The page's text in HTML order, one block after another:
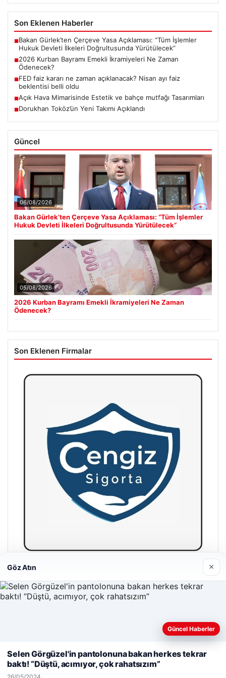
Son Eklenen Haberler
■Bakan Gürlek’ten Çerçeve Yasa Açıklaması: “Tüm İşlemler
Hukuk Devleti İlkeleri Doğrultusunda Yürütülecek”
■2026 Kurban Bayramı Emekli İkramiyeleri Ne Zaman
Ödenecek?
■FED faiz kararı ne zaman açıklanacak? Nisan ayı faiz
beklentisi belli oldu
■Açık Hava Mimarisinde Estetik ve bahçe mutfağı Tasarımları
■Dorukhan Toköz’ün Yeni Takımı Açıklandı
Güncel
06/08/2026
Bakan Gürlek’ten Çerçeve Yasa Açıklaması: “Tüm İşlemler
Hukuk Devleti İlkeleri Doğrultusunda Yürütülecek”
05/08/2026
2026 Kurban Bayramı Emekli İkramiyeleri Ne Zaman
Ödenecek?
Son Eklenen Firmalar
Hastaş Beton
26/05/2026
© 2026 Cadde – Güncel Haberler
Web sitemizi nasıl kullandığınızı daha iyi anlayabilmek,
kullanıyoruz.Çerez Politikamız
Kabul Et
Göz Atın ×
Güncel Haberler
Selen Görgüzel'in pantolonuna bakan herkes tekrar
baktı! “Düştü, acımıyor, çok rahatsızım”